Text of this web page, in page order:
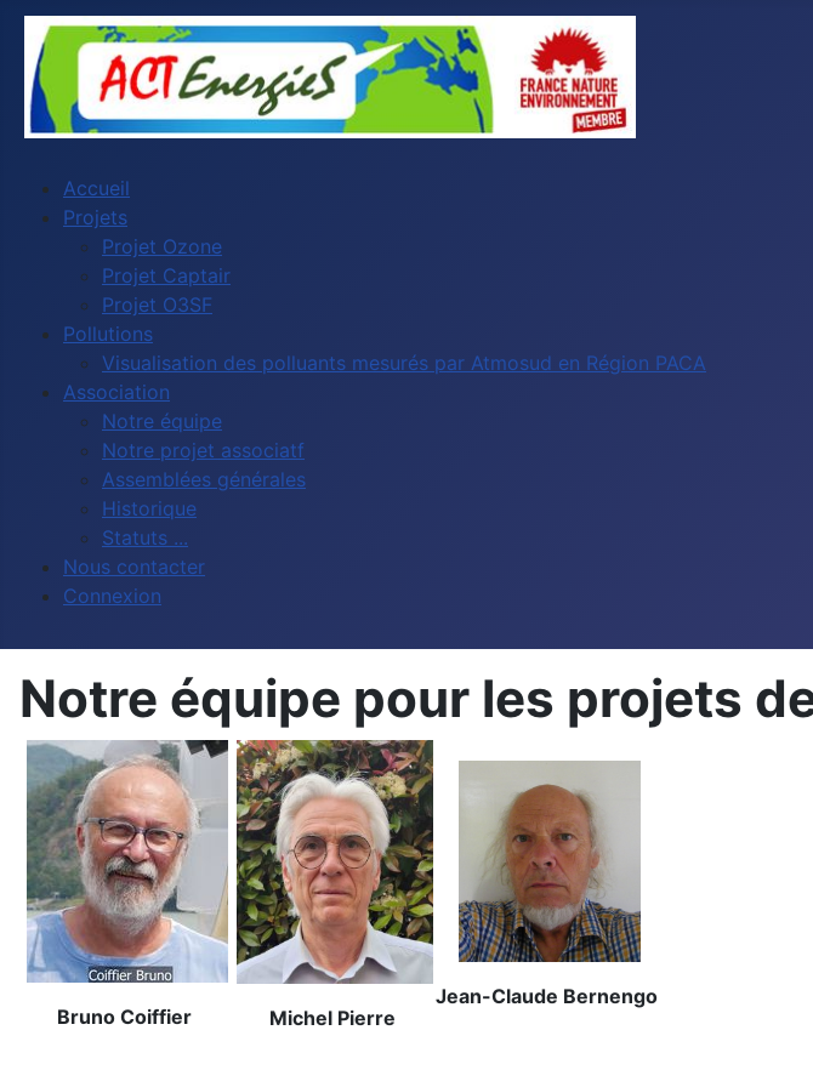
Accueil
Projets
Projet Ozone
Projet Captair
Projet O3SF
Pollutions
Visualisation des polluants mesurés par Atmosud en Région PACA
Association
Notre équipe
Notre projet associatf
Assemblées générales
Historique
Statuts ...
Nous contacter
Connexion
Notre équipe pour les projets
Bruno Coiffier Michel Pierre
Jean-Claude Bernengo